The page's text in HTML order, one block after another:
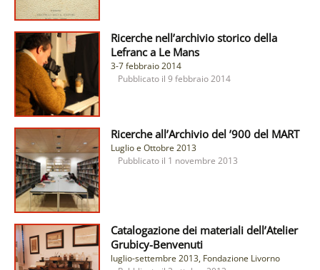
Ricerche nell’archivio storico della
Lefranc a Le Mans
3-7 febbraio 2014
Pubblicato il 9 febbraio 2014
Ricerche all’Archivio del ’900 del MART
Luglio e Ottobre 2013
Pubblicato il 1 novembre 2013
Catalogazione dei materiali dell’Atelier
Grubicy-Benvenuti
luglio-settembre 2013, Fondazione Livorno